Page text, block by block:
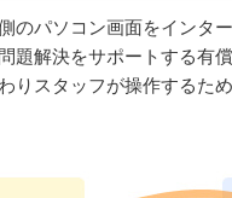
のパソコン画面をインタ
題解決をサポートする有
りスタッフが操作するた